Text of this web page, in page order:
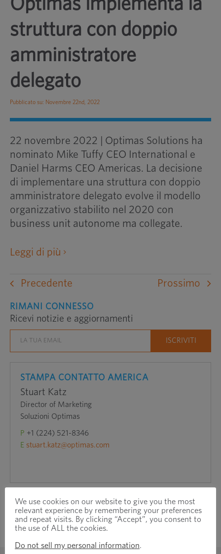
Optimas implementa la
struttura con doppio
amministratore
delegato
Pubblicato su: Novembre 22nd, 2022
22 novembre 2022
Optimas Solutions ha
nominato Mike Tuffy CEO International e
Daniel Harms CEO Americas. La decisione
di implementare una struttura con doppio
amministratore delegato evolve il modello
organizzativo stabilito nel 2020 con
business unit autonome ma collegate.
Leggi di più apre
sito
esterno
in
Precedente Prossimo
RIMANI CONNESSO
Ricevi notizie e aggiornamenti
STAMPA CONTATTO AMERICA
Stuart Katz
Director of Marketing
Soluzioni Optimas
P +1 (224) 521-8346
E stuart.katz@optimas.com
We use cookies on our website to give you the most
relevant experience by remembering your preferences
and repeat visits. By clicking “Accept”, you consent to
the use of ALL the cookies.
Do not sell my personal information.